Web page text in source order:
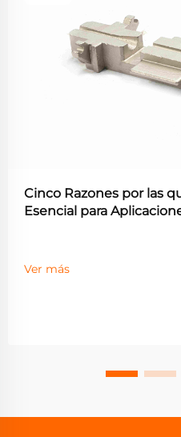
Cinco Razones por las
Esencial para
Ver más